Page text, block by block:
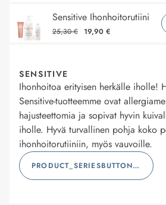
Sensitive Ihonhoitorutiini
25,30 € 19,90 €
SENSITIVE
Ihonhoitoa erityisen herkälle iholle!
Sensitive-tuotteemme ovat
hajusteettomia ja sopivat hyvin
iholle. Hyvä turvallinen pohja koko
ihonhoitorutiiniin, myös vauvoille.
PRODUCT_SERIESBUTTONLABEL